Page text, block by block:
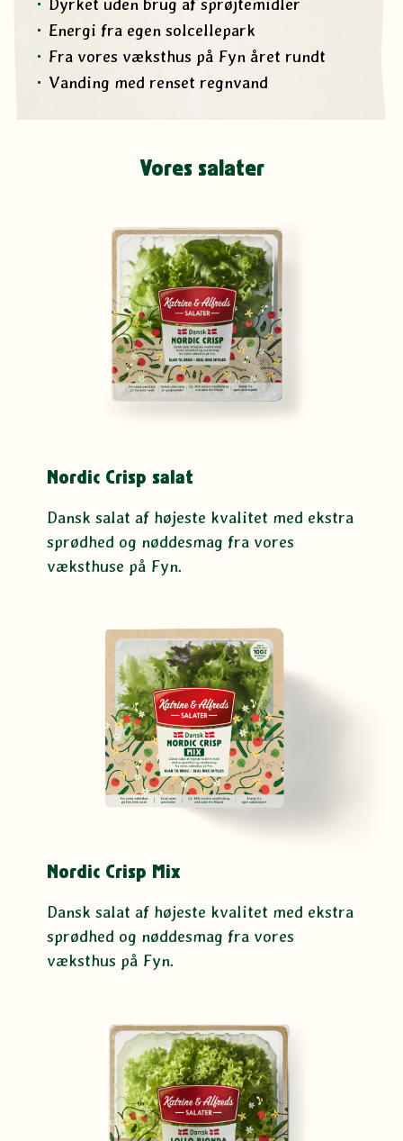
Energi fra egen solcellepark
Fra vores væksthus på Fyn året rundt
Vanding med renset regnvand
Vores salater
Nordic Crisp salat
Dansk salat af højeste kvalitet med ekstra
sprødhed og nøddesmag fra vores
væksthuse på Fyn.
Nordic Crisp Mix
Dansk salat af højeste kvalitet med ekstra
sprødhed og nøddesmag fra vores
væksthus på Fyn.